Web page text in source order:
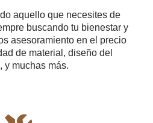
aquello que necesites de
buscando tu bienestar y
asesoramiento en el precio
de material, diseño del
y muchas más.